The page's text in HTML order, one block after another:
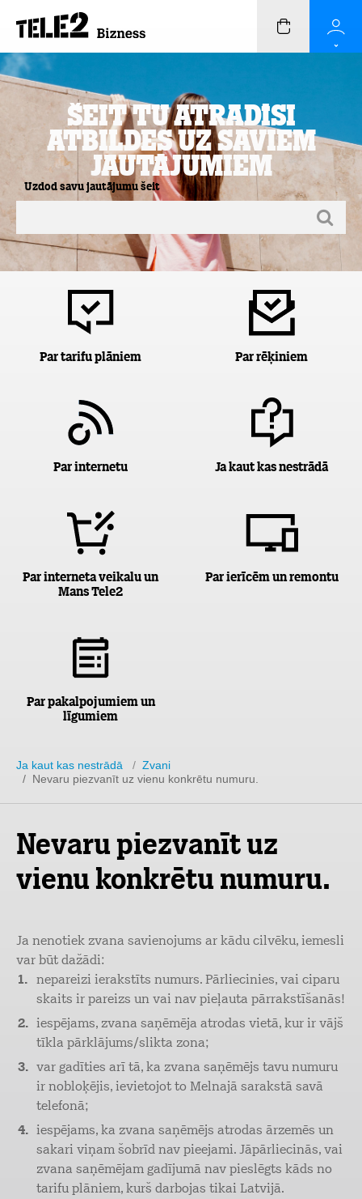
Šeit Tu atradīsi
atbildes uz saviem
jautājumiem
Uzdod savu jautājumu šeit
Par tarifu plāniem Par rēķiniem
Par internetu Ja kaut kas nestrādā
Par interneta veikalu un
Mans Tele2
Par ierīcēm un remontu
Par pakalpojumiem un
līgumiem
Ja kaut kas nestrādā / Zvani
/ Nevaru piezvanīt uz vienu konkrētu numuru.
Nevaru piezvanīt uz
vienu konkrētu numuru.
Ja nenotiek zvana savienojums ar kādu cilvēku, iemesli
var būt dažādi:
nepareizi ierakstīts numurs. Pārliecinies, vai ciparu
skaits ir pareizs un vai nav pieļauta pārrakstīšanās!
iespējams, zvana saņēmēja atrodas vietā, kur ir vājš
tīkla pārklājums/slikta zona;
var gadīties arī tā, ka zvana saņēmējs tavu numuru
ir nobloķējis, ievietojot to Melnajā sarakstā savā
telefonā;
iespējams, ka zvana saņēmējs atrodas ārzemēs un
sakari viņam šobrīd nav pieejami. Jāpārliecinās, vai
zvana saņēmējam gadījumā nav pieslēgts kāds no
tarifu plāniem, kurš darbojas tikai Latvijā.